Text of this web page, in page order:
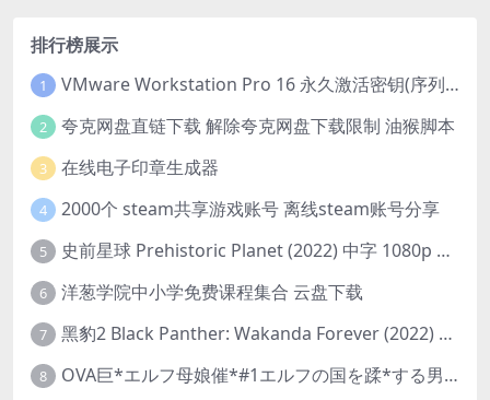
排行榜展示
1 VMware Workstation Pro 16 永久激活密钥(序列号)
2 夸克网盘直链下载 解除夸克网盘下载限制 油猴脚本
3 在线电子印章生成器
4 2000个 steam共享游戏账号 离线steam账号分享
5 史前星球 Prehistoric Planet (2022) 中字 1080p 高清 阿里云盘 2022.5.27已更新全集
6 洋葱学院中小学免费课程集合 云盘下载
7 黑豹2 Black Panther: Wakanda Forever (2022) 高清版
8 OVA巨*エルフ母娘催*#1エルフの国を蹂*する男。汚された女王と姫